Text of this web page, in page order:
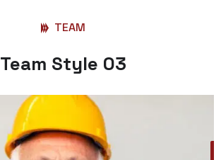
TEAM
Team Style 03